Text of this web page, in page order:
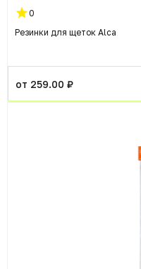
0
Резинки для щеток Alca
от 259.00 ₽